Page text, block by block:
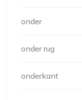
onder
onder rug
onderkant